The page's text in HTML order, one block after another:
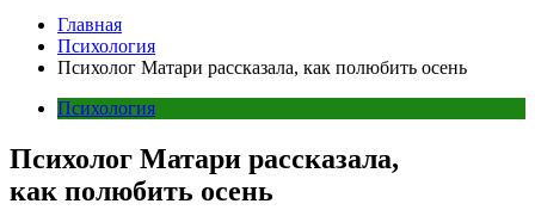
Главная
Психология
Психолог Матари рассказала, как полюбить осень
Психология
Психолог Матари рассказала,
как полюбить осень